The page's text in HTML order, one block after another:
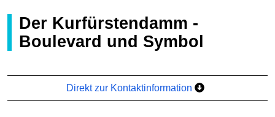
Der Kurfürstendamm -
Boulevard und Symbol
Direkt zur Kontaktinformation